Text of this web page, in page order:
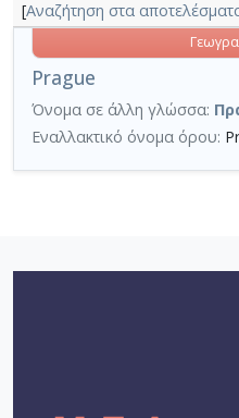
[Αναζήτηση στα
Prague
Όνομα σε άλλη γλώσσα:
Εναλλακτικό όνομα όρου: